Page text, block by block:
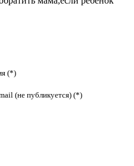
(*)
(не публикуется) (*)